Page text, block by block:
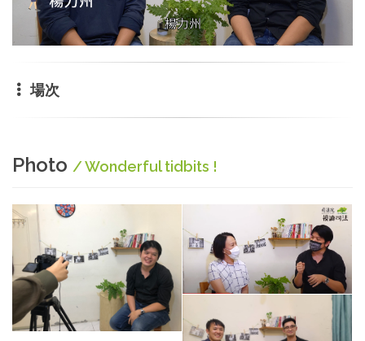
場次
Photo / Wonderful tidbits !